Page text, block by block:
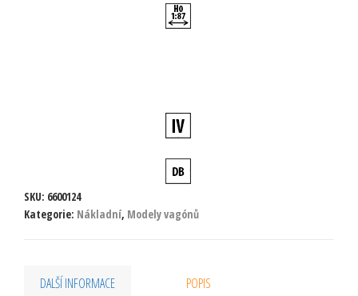
SKU: 6600124
Kategorie: Nákladní, Modely vagónů
DALŠÍ INFORMACE POPIS